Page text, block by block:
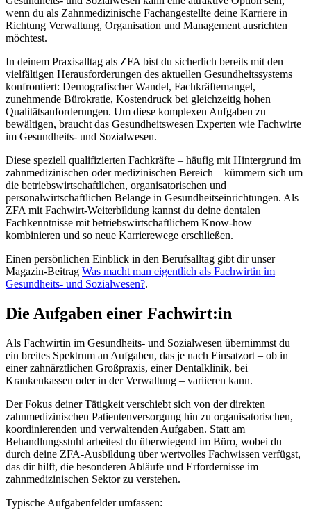
wenn du als Zahnmedizinische Fachangestellte deine Karriere in
Richtung Verwaltung, Organisation und Management ausrichten
möchtest.
In deinem Praxisalltag als ZFA bist du sicherlich bereits mit den
vielfältigen Herausforderungen des aktuellen Gesundheitssystems
konfrontiert: Demografischer Wandel, Fachkräftemangel,
zunehmende Bürokratie, Kostendruck bei gleichzeitig hohen
Qualitätsanforderungen. Um diese komplexen Aufgaben zu
bewältigen, braucht das Gesundheitswesen Experten wie Fachwirte
im Gesundheits- und Sozialwesen.
Diese speziell qualifizierten Fachkräfte – häufig mit Hintergrund im
zahnmedizinischen oder medizinischen Bereich – kümmern sich um
die betriebswirtschaftlichen, organisatorischen und
personalwirtschaftlichen Belange in Gesundheitseinrichtungen. Als
ZFA mit Fachwirt-Weiterbildung kannst du deine dentalen
Fachkenntnisse mit betriebswirtschaftlichem Know-how
kombinieren und so neue Karrierewege erschließen.
Einen persönlichen Einblick in den Berufsalltag gibt dir unser
Magazin-Beitrag Was macht man eigentlich als Fachwirtin im
Gesundheits- und Sozialwesen?.
Die Aufgaben einer Fachwirt:in
Als Fachwirtin im Gesundheits- und Sozialwesen übernimmst du
ein breites Spektrum an Aufgaben, das je nach Einsatzort – ob in
einer zahnärztlichen Großpraxis, einer Dentalklinik, bei
Krankenkassen oder in der Verwaltung – variieren kann.
Der Fokus deiner Tätigkeit verschiebt sich von der direkten
zahnmedizinischen Patientenversorgung hin zu organisatorischen,
koordinierenden und verwaltenden Aufgaben. Statt am
Behandlungsstuhl arbeitest du überwiegend im Büro, wobei du
durch deine ZFA-Ausbildung über wertvolles Fachwissen verfügst,
das dir hilft, die besonderen Abläufe und Erfordernisse im
zahnmedizinischen Sektor zu verstehen.
Typische Aufgabenfelder umfassen: